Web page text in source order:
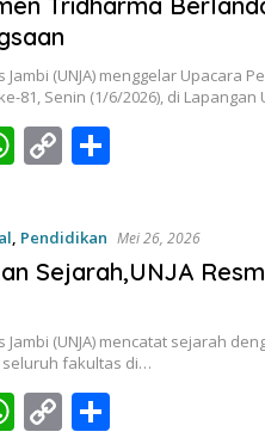
Jambi (UNJA) menggelar Upacara
81, Senin (1/6/2026), di
W
at
s
A
p
p
C
p
y
Li
n
k
S
ar
e
, Pendidikan Mei 26, 2026
Sejarah,UNJA
Jambi (UNJA) mencatat sejarah
seluruh fakultas di…
W C S